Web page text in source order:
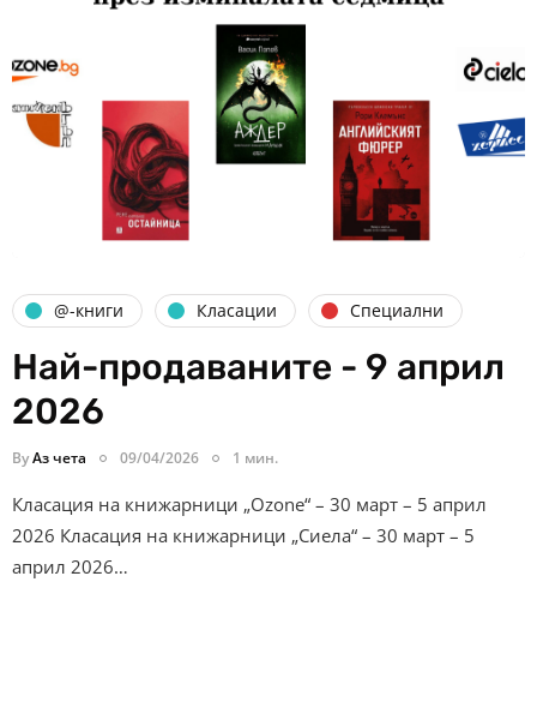
@-книги Класации Специални
Най-продаваните - 9 април
2026
ByАз чета 09/04/2026 1 мин.
Класация на книжарници „Ozone“ – 30 март – 5 април
2026 Класация на книжарници „Сиела“ – 30 март – 5
април 2026…